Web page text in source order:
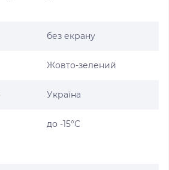
без екрану
Жовто-зелений
Україна
до -15°С